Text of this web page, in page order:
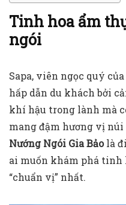
Tinh hoa ẩm
ngói
Sapa, viên ngọc quý
hấp dẫn du khách bởi
khí hậu trong lành mà
mang đậm hương vị
Nướng Ngói Gia Bảolà
ai muốn khám phá tinh
“chuẩn vị” nhất.